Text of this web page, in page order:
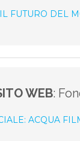
FUTURO DEL
WEB:
ACQUA